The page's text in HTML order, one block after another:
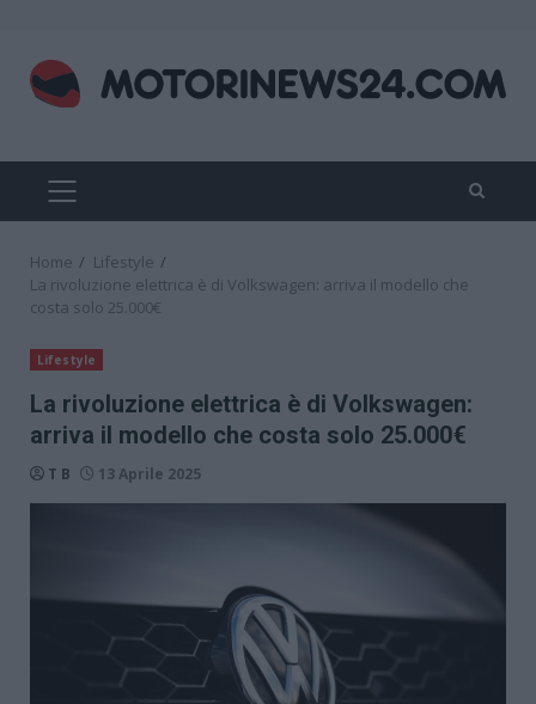
content
PRIMARY
MENU
Home
Lifestyle
La rivoluzione elettrica è di Volkswagen: arriva il modello che
costa solo 25.000€
Lifestyle
La rivoluzione elettrica è di Volkswagen:
arriva il modello che costa solo 25.000€
T B 13 Aprile 2025